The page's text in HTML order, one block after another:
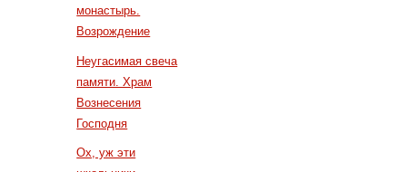
монастырь.
Возрождение
Неугасимая свеча
памяти. Храм
Вознесения
Господня
Ох, уж эти